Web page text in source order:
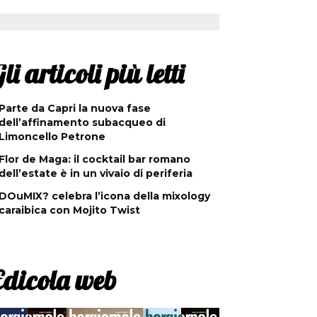
articoli più letti
da Capri la nuova fase
subacqueo di
Petrone
de Maga: il cocktail bar romano
è in un vivaio di periferia
celebra l’icona della mixology
con Mojito Twist
web